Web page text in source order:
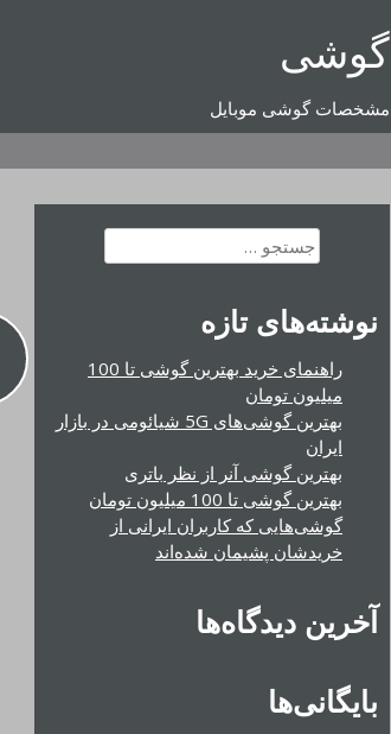
گوشی
مشخصات گوشی موبایل
جستجو
برای:
نوشته‌های تازه
راهنمای خرید بهترین گوشی تا 100
میلیون تومان
بهترین گوشی‌های 5G شیائومی در بازار
ایران
بهترین گوشی آنر از نظر باتری
بهترین گوشی تا 100 میلیون تومان
گوشی‌هایی که کاربران ایرانی از
خریدشان پشیمان شده‌اند
آخرین دیدگاه‌ها
بایگانی‌ها